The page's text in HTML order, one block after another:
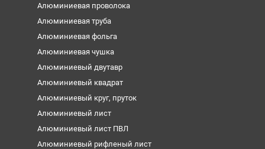
Алюминиевая проволока
Алюминиевая труба
Алюминиевая фольга
Алюминиевая чушка
Алюминиевый двутавр
Алюминиевый квадрат
Алюминиевый круг, пруток
Алюминиевый лист
Алюминиевый лист ПВЛ
Алюминиевый рифленый лист